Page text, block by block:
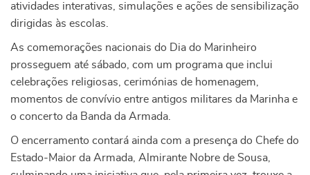
atividades interativas, simulações e ações de sensibilização
dirigidas às escolas.
As comemorações nacionais do Dia do Marinheiro
prosseguem até sábado, com um programa que inclui
celebrações religiosas, cerimónias de homenagem,
momentos de convívio entre antigos militares da Marinha e
o concerto da Banda da Armada.
O encerramento contará ainda com a presença do Chefe do
Estado-Maior da Armada, Almirante Nobre de Sousa,